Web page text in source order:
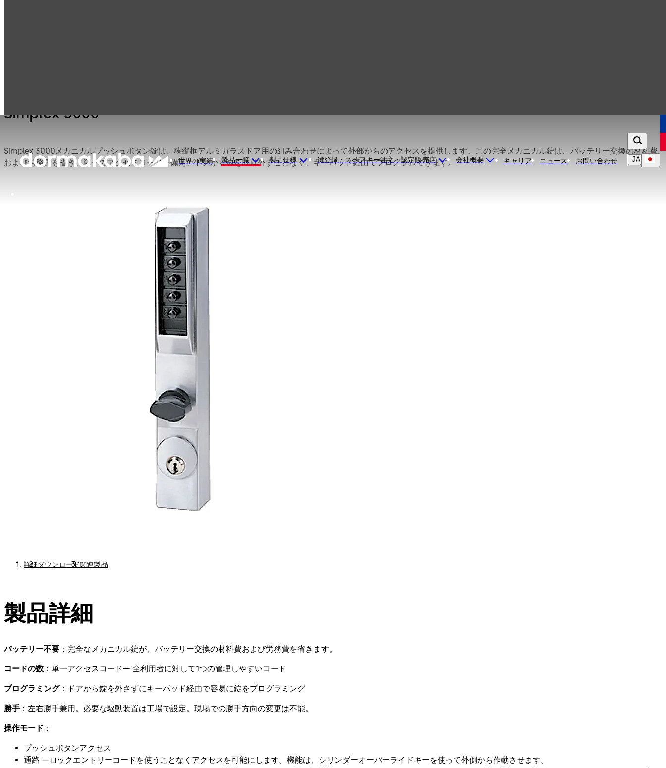
世界の実績 製品一覧 製品仕様 鍵登録・スペアキー注文・認定販売店 会社概要 キャリア ニュース お問い合わせ JA
Simplex 3000
Simplex 3000メカニカルプッシュボタン錠は、狭縦框アルミガラスドア用の組み合わせによって外部からのアクセスを提供します。この完全メカニカル錠は、バッテリー交換の材料費
および労務費を省き、単一のアクセスコードを備え、ドアから錠を取り外すことなく、キーパッド経由でプログラムできます。
詳細ダウンロード関連製品
製品詳細
バッテリー不要 ：完全なメカニカル錠が、バッテリー交換の材料費および労務費を省きます。
コードの数 ：単一アクセスコード— 全利用者に対して1つの管理しやすいコード
プログラミング：ドアから錠を外さずにキーパッド経由で容易に錠をプログラミング
勝手 ：左右勝手兼用。必要な駆動装置は工場で設定。現場での勝手方向の変更は不能。
操作モード ：
プッシュボタンアクセス
通路 —ロックエントリーコードを使うことなくアクセスを可能にします。機能は、シリンダーオーバーライドキーを使って外側から作動させます。